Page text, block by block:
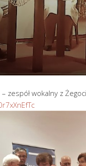
– zespół wokalny z